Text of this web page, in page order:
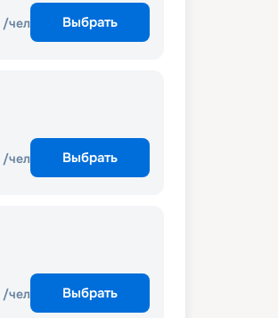
/чел Выбрать
/чел Выбрать
/чел Выбрать